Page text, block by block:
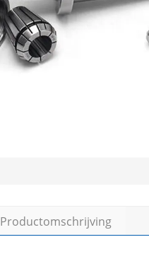
Productomschrijving